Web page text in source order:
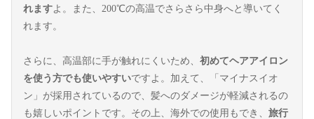
れますよ。また、200℃の高温でさらさら中身へと導いてく
れます。
さらに、高温部に手が触れにくいため、 初めてヘアアイロン
を使う方でも使いやすいですよ。加えて、「マイナスイオ
ン」が採用されているので、髪へのダメージが軽減されるの
も嬉しいポイントです。その上、海外での使用もでき、 旅行